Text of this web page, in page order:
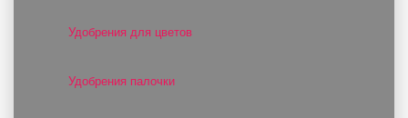
Удобрения для цветов
Удобрения палочки